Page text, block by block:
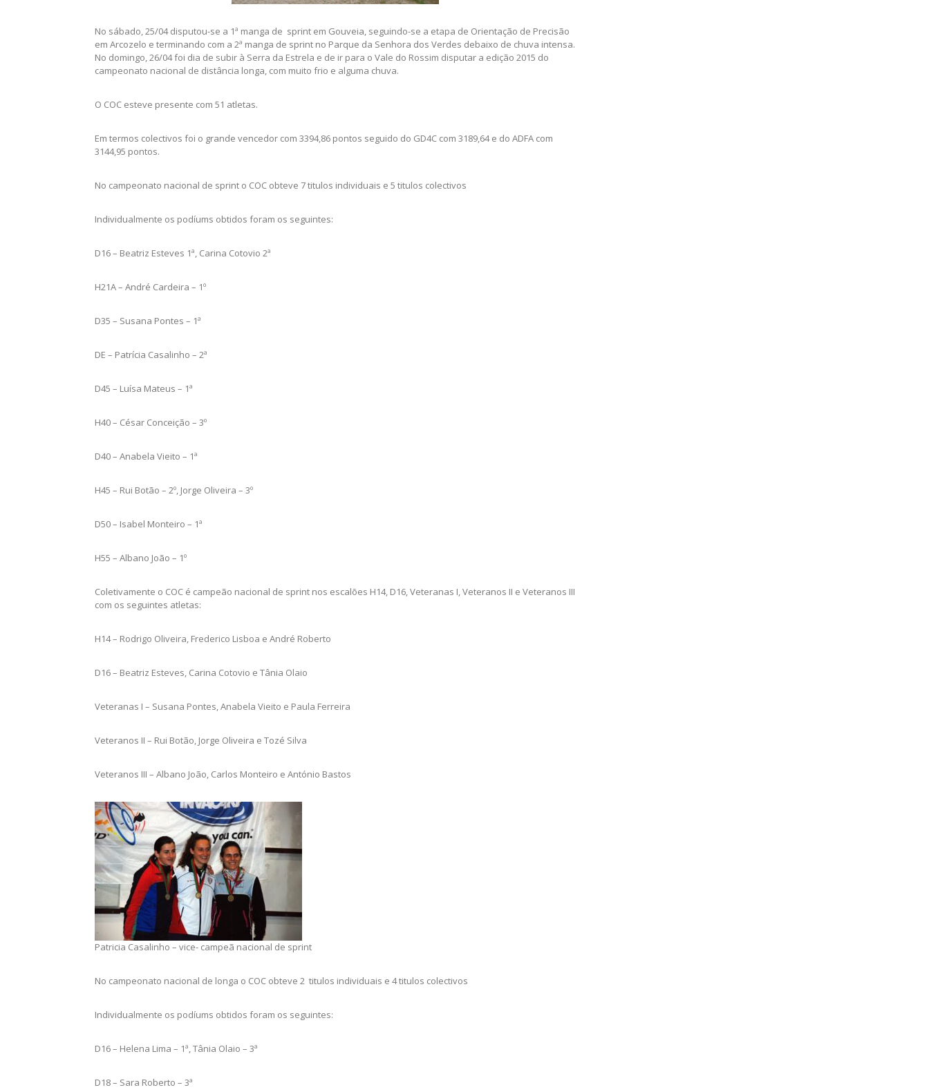
No sábado, 25/04 disputou-se a 1ª manga de sprint em Gouveia, seguindo-se a etapa de Orientação de Precisão
em Arcozelo e terminando com a 2ª manga de sprint no Parque da Senhora dos Verdes debaixo de chuva intensa.
No domingo, 26/04 foi dia de subir à Serra da Estrela e de ir para o Vale do Rossim disputar a edição 2015 do
campeonato nacional de distância longa, com muito frio e alguma chuva.
O COC esteve presente com 51 atletas.
Em termos colectivos foi o grande vencedor com 3394,86 pontos seguido do GD4C com 3189,64 e do ADFA com
3144,95 pontos.
No campeonato nacional de sprint o COC obteve 7 titulos individuais e 5 titulos colectivos
Individualmente os podíums obtidos foram os seguintes:
D16 – Beatriz Esteves 1ª, Carina Cotovio 2ª
H21A – André Cardeira – 1º
D35 – Susana Pontes – 1ª
DE – Patrícia Casalinho – 2ª
D45 – Luísa Mateus – 1ª
H40 – César Conceição – 3º
D40 – Anabela Vieito – 1ª
H45 – Rui Botão – 2º, Jorge Oliveira – 3º
D50 – Isabel Monteiro – 1ª
H55 – Albano João – 1º
Coletivamente o COC é campeão nacional de sprint nos escalões H14, D16, Veteranas I, Veteranos II e Veteranos III
com os seguintes atletas:
H14 – Rodrigo Oliveira, Frederico Lisboa e André Roberto
D16 – Beatriz Esteves, Carina Cotovio e Tânia Olaio
Veteranas I – Susana Pontes, Anabela Vieito e Paula Ferreira
Veteranos II – Rui Botão, Jorge Oliveira e Tozé Silva
Veteranos III – Albano João, Carlos Monteiro e António Bastos
Patricia Casalinho – vice- campeã nacional de sprint
No campeonato nacional de longa o COC obteve 2 titulos individuais e 4 titulos colectivos
Individualmente os podíums obtidos foram os seguintes:
D16 – Helena Lima – 1ª, Tânia Olaio – 3ª
D18 – Sara Roberto – 3ª